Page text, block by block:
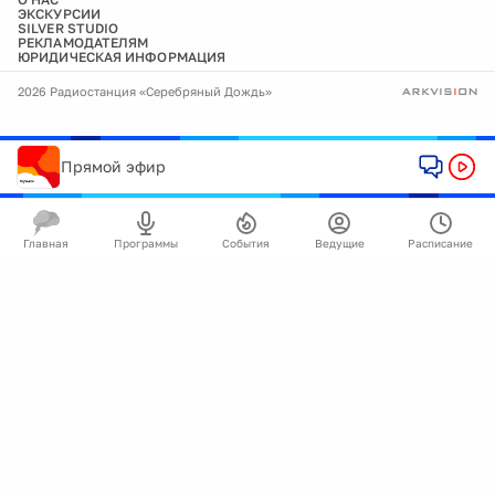
ЭКСКУРСИИ
SILVER STUDIO
РЕКЛАМОДАТЕЛЯМ
ЮРИДИЧЕСКАЯ ИНФОРМАЦИЯ
2026 Радиостанция «Серебряный Дождь»
Прямой эфир
Главная Программы События Ведущие Расписание